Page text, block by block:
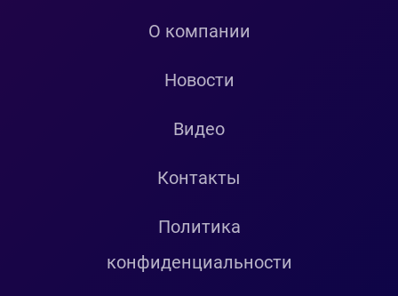
О компании
Новости
Видео
Контакты
Политика
конфиденциальности